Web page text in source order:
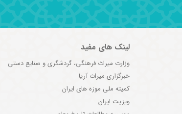
لینک های مفید
وزارت میراث فرهنگی، گردشگری و صنایع دستی
خبرگزاری میراث آریا
کمیته ملی موزه های ایران
ویزیت ایران